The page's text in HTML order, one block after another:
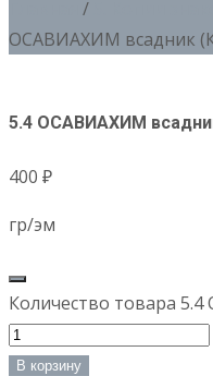
/
ОСАВИАХИМ всадник
5.4 ОСАВИАХИМ
400 ₽
гр/эм
Количество товара
В корзину